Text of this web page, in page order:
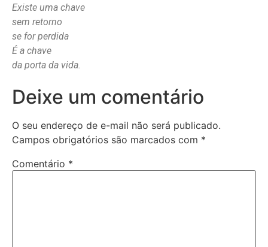
Existe uma chave
sem retorno
se for perdida
É a chave
da porta da vida.
Deixe um comentário
O seu endereço de e-mail não será publicado.
Campos obrigatórios são marcados com *
Comentário *